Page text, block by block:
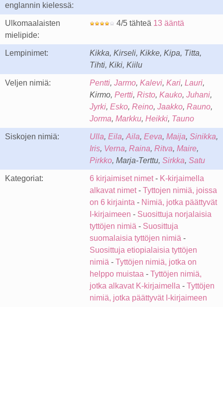
englannin kielessä:
Ulkomaalaisten
mielipide:
4/5 tähteä 13 ääntä
Lempinimet:
Kikka, Kirseli, Kikke, Kipa, Titta,
Tihti, Kiki, Kiilu
Veljen nimiä: Pentti, Jarmo, Kalevi, Kari, Lauri,
Kirmo, Pertti, Risto, Kauko, Juhani,
Jyrki, Esko, Reino, Jaakko, Rauno,
Jorma, Markku, Heikki, Tauno
Siskojen nimiä: Ulla, Eila, Aila, Eeva, Maija, Sinikka,
Iris, Verna, Raina, Ritva, Maire,
Pirkko, Marja-Terttu, Sirkka, Satu
Kategoriat: 6 kirjaimiset nimet- K-kirjaimella
alkavat nimet- Tyttojen nimiä, joissa
on 6 kirjainta - Nimiä, jotka päättyvät
I-kirjaimeen - Suosittuja norjalaisia
tyttöjen nimiä - Suosittuja
suomalaisia tyttöjen nimiä -
Suosittuja etiopialaisia tyttöjen
nimiä - Tyttöjen nimiä, jotka on
helppo muistaa - Tyttöjen nimiä,
jotka alkavat K-kirjaimella - Tyttöjen
nimiä, jotka päättyvät I-kirjaimeen